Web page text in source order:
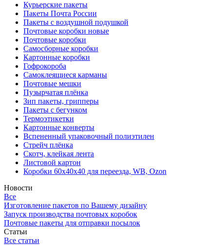
Курьерские пакеты
Пакеты Почта России
Пакеты с воздушной подушкой
Почтовые коробки новые
Почтовые коробки
Самосборные коробки
Картонные коробки
Гофрокороба
Самоклеящиеся карманы
Почтовые мешки
Пузырчатая плёнка
Зип пакеты, грипперы
Пакеты с бегунком
Термоэтикетки
Картонные конверты
Вспененный упаковочный полиэтилен
Стрейч плёнка
Скотч, клейкая лента
Листовой картон
Коробки 60х40х40 для переезда, WB, Ozon
Новости
Все
Изготовление пакетов по Вашему дизайну
Запуск производства почтовых коробок
Почтовые пакеты для отправки посылок
Статьи
Все статьи